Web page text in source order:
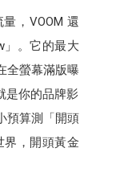
，VOOM 還
」。它的最大
全螢幕滿版曝
是你的品牌影
預算測「開頭
界，開頭黃金